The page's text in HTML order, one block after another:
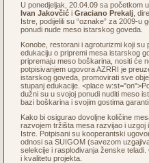
U ponedjeljak, 20.04.09 sa početkom
Ivan Jakovčić i Graciano Prekalj ,
Istre, podijelili su “oznake” za 2009-u
ponudi nude meso istarskog goveda.
Konobe, restorani i agroturizmi koji
edukaciju o pripremi mesa istarskog
pripremaju meso boškarina, nositi će
potpisivanjem ugovora AZRRI je
istarskog goveda, promovirati sve
stupanj edukacije. <place
dužni su u svojoj ponudi nuditi meso
bazi boškarina i svojim gostima
Kako bi osigurao dovoljne količine
razvojem tržišta mesa razvijao i
Istre. Potpisani su kooperantski
odnosi sa SUIGOM (savezom
selekcije i rasplođivanja ženske
i kvalitetu projekta.